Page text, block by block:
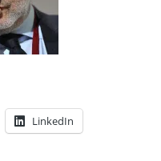
LinkedIn